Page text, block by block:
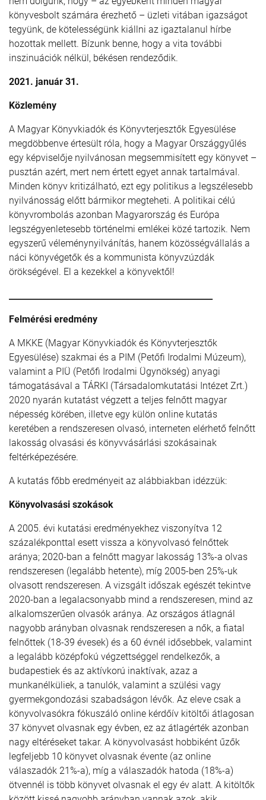
könyvesbolt számára érezhető – üzleti vitában igazságot
tegyünk, de kötelességünk kiállni az igaztalanul hírbe
hozottak mellett. Bízunk benne, hogy a vita további
inszinuációk nélkül, békésen rendeződik.
2021. január 31.
Közlemény
A Magyar Könyvkiadók és Könyvterjesztők Egyesülése
megdöbbenve értesült róla, hogy a Magyar Országgyűlés
egy képviselője nyilvánosan megsemmisített egy könyvet –
pusztán azért, mert nem értett egyet annak tartalmával.
Minden könyv kritizálható, ezt egy politikus a legszélesebb
nyilvánosság előtt bármikor megteheti. A politikai célú
könyvrombolás azonban Magyarország és Európa
legszégyenletesebb történelmi emlékei közé tartozik. Nem
egyszerű véleménynyilvánítás, hanem közösségvállalás a
náci könyvégetők és a kommunista könyvzúzdák
örökségével. El a kezekkel a könyvektől!
Felmérési eredmény
A MKKE (Magyar Könyvkiadók és Könyvterjesztők
Egyesülése) szakmai és a PIM (Petőfi Irodalmi Múzeum),
valamint a PIÜ (Petőfi Irodalmi Ügynökség) anyagi
támogatásával a TÁRKI (Társadalomkutatási Intézet Zrt.)
2020 nyarán kutatást végzett a teljes felnőtt magyar
népesség körében, illetve egy külön online kutatás
keretében a rendszeresen olvasó, interneten elérhető felnőtt
lakosság olvasási és könyvvásárlási szokásainak
feltérképezésére.
A kutatás főbb eredményeit az alábbiakban idézzük:
Könyvolvasási szokások
A 2005. évi kutatási eredményekhez viszonyítva 12
százalékponttal esett vissza a könyvolvasó felnőttek
aránya; 2020-ban a felnőtt magyar lakosság 13%-a olvas
rendszeresen (legalább hetente), míg 2005-ben 25%-uk
olvasott rendszeresen. A vizsgált időszak egészét tekintve
2020-ban a legalacsonyabb mind a rendszeresen, mind az
alkalomszerűen olvasók aránya. Az országos átlagnál
nagyobb arányban olvasnak rendszeresen a nők, a fiatal
felnőttek (18-39 évesek) és a 60 évnél idősebbek, valamint
a legalább középfokú végzettséggel rendelkezők, a
budapestiek és az aktívkorú inaktívak, azaz a
munkanélküliek, a tanulók, valamint a szülési vagy
gyermekgondozási szabadságon lévők. Az eleve csak a
könyvolvasókra fókuszáló online kérdőív kitöltői átlagosan
37 könyvet olvasnak egy évben, ez az átlagérték azonban
nagy eltéréseket takar. A könyvolvasást hobbiként űzők
legfeljebb 10 könyvet olvasnak évente (az online
válaszadók 21%-a), míg a válaszadók hatoda (18%-a)
ötvennél is több könyvet olvasnak el egy év alatt. A kitöltők